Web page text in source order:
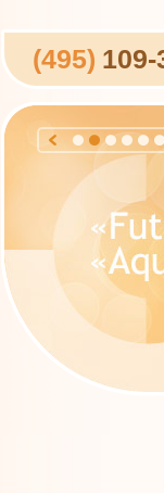
(495) 109-